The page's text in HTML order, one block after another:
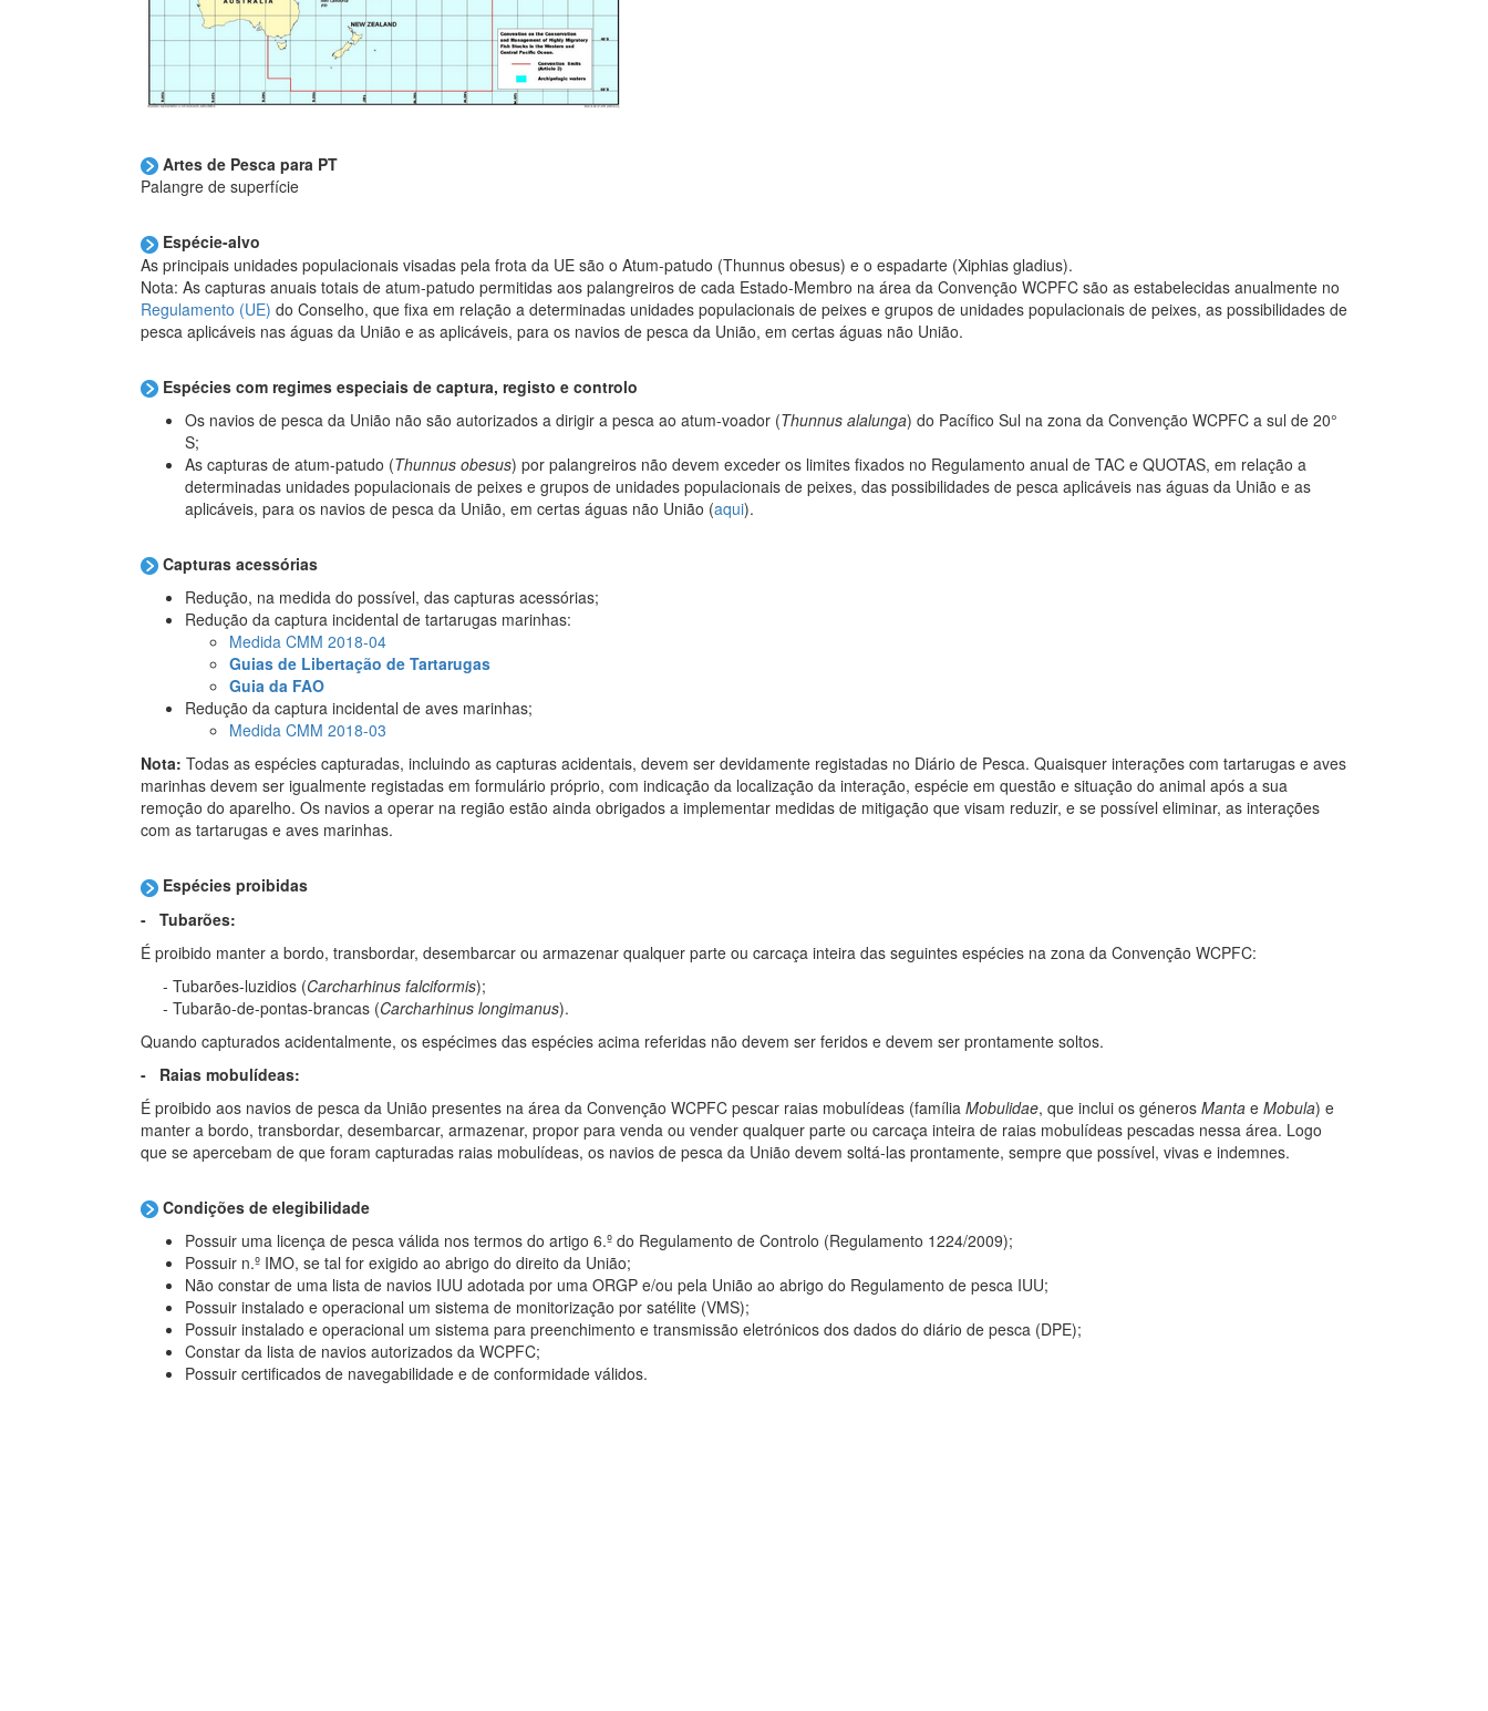
Artes de Pesca para PT
Palangre de superfície
Espécie-alvo
As principais unidades populacionais visadas pela frota da UE são o Atum-patudo (Thunnus obesus) e o espadarte (Xiphias gladius).
Nota: As capturas anuais totais de atum-patudo permitidas aos palangreiros de cada Estado-Membro na área da Convenção WCPFC são as estabelecidas anualmente no
Regulamento (UE) do Conselho, que fixa em relação a determinadas unidades populacionais de peixes e grupos de unidades populacionais de peixes, as possibilidades de
pesca aplicáveis nas águas da União e as aplicáveis, para os navios de pesca da União, em certas águas não União.
Espécies com regimes especiais de captura, registo e controlo
Os navios de pesca da União não são autorizados a dirigir a pesca ao atum-voador (Thunnus alalunga) do Pacífico Sul na zona da Convenção WCPFC a sul de 20°
S;
As capturas de atum-patudo (Thunnus obesus) por palangreiros não devem exceder os limites fixados no Regulamento anual de TAC e QUOTAS, em relação a
determinadas unidades populacionais de peixes e grupos de unidades populacionais de peixes, das possibilidades de pesca aplicáveis nas águas da União e as
aplicáveis, para os navios de pesca da União, em certas águas não União (aqui).
Capturas acessórias
Redução, na medida do possível, das capturas acessórias;
Redução da captura incidental de tartarugas marinhas:
Medida CMM 2018-04
Guias de Libertação de Tartarugas
Guia da FAO
Redução da captura incidental de aves marinhas;
Medida CMM 2018-03
Nota: Todas as espécies capturadas, incluindo as capturas acidentais, devem ser devidamente registadas no Diário de Pesca. Quaisquer interações com tartarugas e aves
marinhas devem ser igualmente registadas em formulário próprio, com indicação da localização da interação, espécie em questão e situação do animal após a sua
remoção do aparelho. Os navios a operar na região estão ainda obrigados a implementar medidas de mitigação que visam reduzir, e se possível eliminar, as interações
com as tartarugas e aves marinhas.
Espécies proibidas
- Tubarões:
É proibido manter a bordo, transbordar, desembarcar ou armazenar qualquer parte ou carcaça inteira das seguintes espécies na zona da Convenção WCPFC:
- Tubarões-luzidios (Carcharhinus falciformis);
- Tubarão-de-pontas-brancas (Carcharhinus longimanus).
Quando capturados acidentalmente, os espécimes das espécies acima referidas não devem ser feridos e devem ser prontamente soltos.
- Raias mobulídeas:
É proibido aos navios de pesca da União presentes na área da Convenção WCPFC pescar raias mobulídeas (família Mobulidae, que inclui os géneros Manta e Mobula) e
manter a bordo, transbordar, desembarcar, armazenar, propor para venda ou vender qualquer parte ou carcaça inteira de raias mobulídeas pescadas nessa área. Logo
que se apercebam de que foram capturadas raias mobulídeas, os navios de pesca da União devem soltá-las prontamente, sempre que possível, vivas e indemnes.
Condições de elegibilidade
Possuir uma licença de pesca válida nos termos do artigo 6.º do Regulamento de Controlo (Regulamento 1224/2009);
Possuir n.º IMO, se tal for exigido ao abrigo do direito da União;
Não constar de uma lista de navios IUU adotada por uma ORGP e/ou pela União ao abrigo do Regulamento de pesca IUU;
Possuir instalado e operacional um sistema de monitorização por satélite (VMS);
Possuir instalado e operacional um sistema para preenchimento e transmissão eletrónicos dos dados do diário de pesca (DPE);
Constar da lista de navios autorizados da WCPFC;
Possuir certificados de navegabilidade e de conformidade válidos.